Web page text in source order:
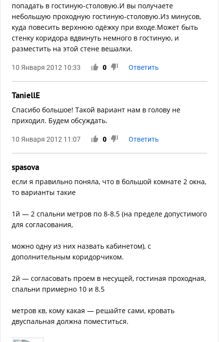
попадать в гостиную-столовую.И вы получаете
небольшую проходную гостиную-столовую.Из минусов,
куда повесить верхнюю одёжку при входе.Может быть
стенку коридора вдвинуть немного в гостиную, и
разместить на этой стене вешалки.
10 Января 2012 10:33 0 Ответить
TaniellE
Спасибо большое! Такой вариант нам в голову не
приходил. Будем обсуждать.
10 Января 2012 11:07 0 Ответить
spasova
если я правильно поняла, что в большой комнате 2 окна,
то варианты такие
1й — 2 спальни метров по 8-8.5 (на пределе допустимого
для согласования,
можно одну из них назвать кабинетом), с
дополнительным коридорчиком.
2й — согласовать проем в несущей, гостиная проходная,
спальни примерно 10 и 8.5
метров кв, кому какая — решайте сами, кровать
двуспальная должна поместиться.